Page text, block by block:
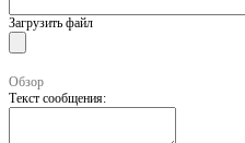
Загрузить файл
Обзор
Текст сообщения: